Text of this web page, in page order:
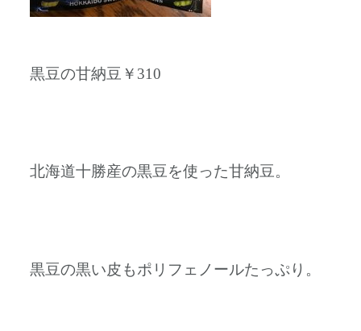
黒豆の甘納豆￥310
北海道十勝産の黒豆を使った甘納豆。
黒豆の黒い皮もポリフェノールたっぷり。